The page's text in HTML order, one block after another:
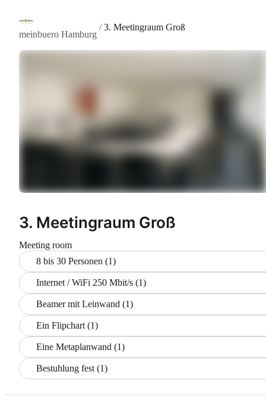
meinbuero Hamburg
/3. Meetingraum Groß
3. Meetingraum Groß
Meeting room
8 bis 30 Personen (1)
Internet / WiFi 250 Mbit/s (1)
Beamer mit Leinwand (1)
Ein Flipchart (1)
Eine Metaplanwand (1)
Bestuhlung fest (1)